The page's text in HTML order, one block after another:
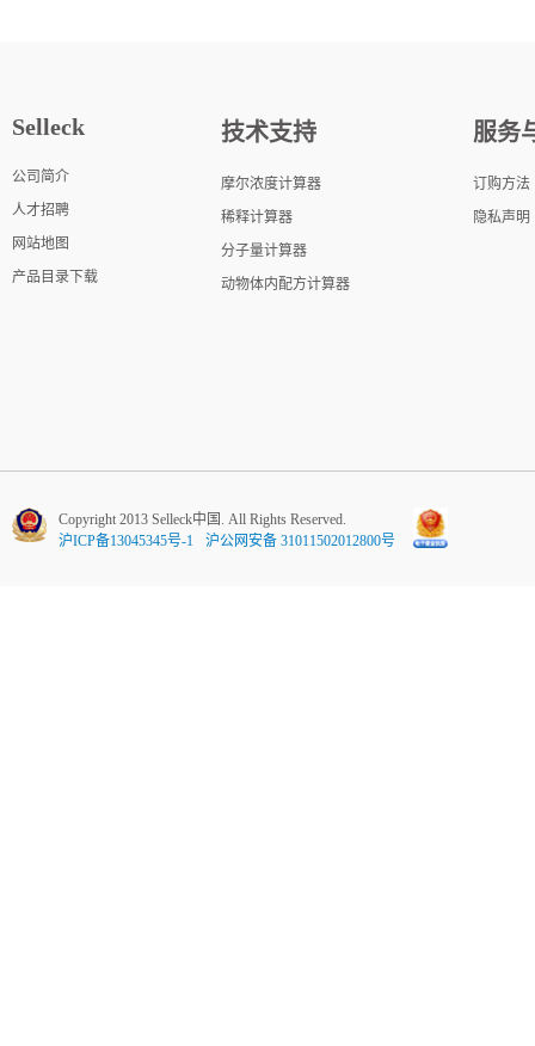
Selleck
公司简介
人才招聘
网站地图
产品目录下载
技术支持
摩尔浓度计算器
稀释计算器
分子量计算器
动物体内配方计算器
服务
订购方法
隐私声明
Copyright 2013 Selleck中国. All Rights Reserved.
沪ICP备13045345号-1
沪公网安备 31011502012800号